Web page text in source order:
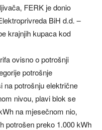
FERK je donio
BiH d.d. –
krajnjih kupaca kod
ovisno o potrošnji
potrošnje
na potrošnju električne
nivou, plavi blok se
na mjesečnom nio,
potrošen preko 1.000 kWh